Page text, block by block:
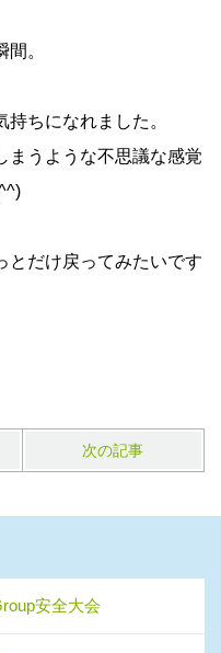
。
ちになれました。
まうような不思議な感覚
だけ戻ってみたいです
次の記事
安全大会